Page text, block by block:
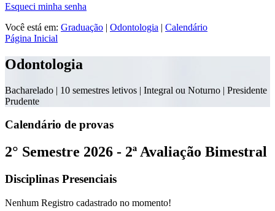
Esqueci minha senha
Você está em: Graduação | Odontologia | Calendário
Página Inicial
Odontologia
Bacharelado | 10 semestres letivos | Integral ou Noturno | Presidente
Prudente
Calendário de provas
2° Semestre 2026 - 2ª Avaliação Bimestral
Disciplinas Presenciais
Nenhum Registro cadastrado no momento!